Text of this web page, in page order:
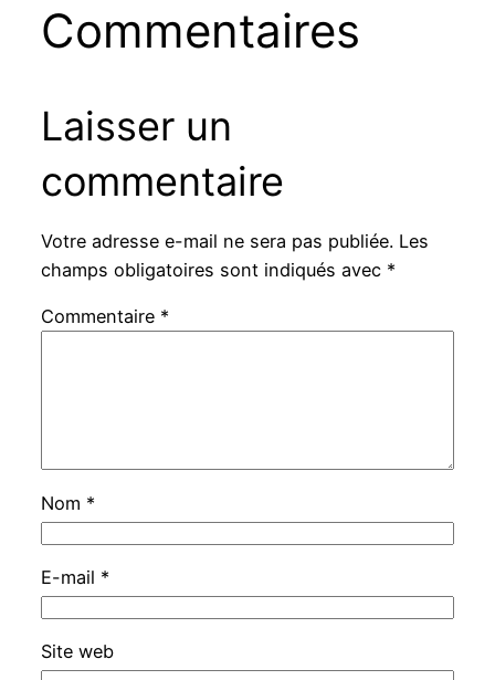
Commentaires
Laisser un
commentaire
Votre adresse e-mail ne sera pas publiée. Les
champs obligatoires sont indiqués avec *
Commentaire *
Nom *
E-mail *
Site web